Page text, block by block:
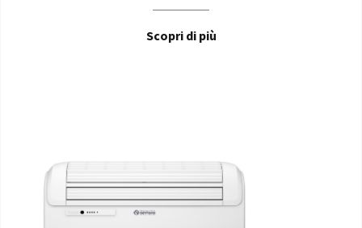
Scopri di più